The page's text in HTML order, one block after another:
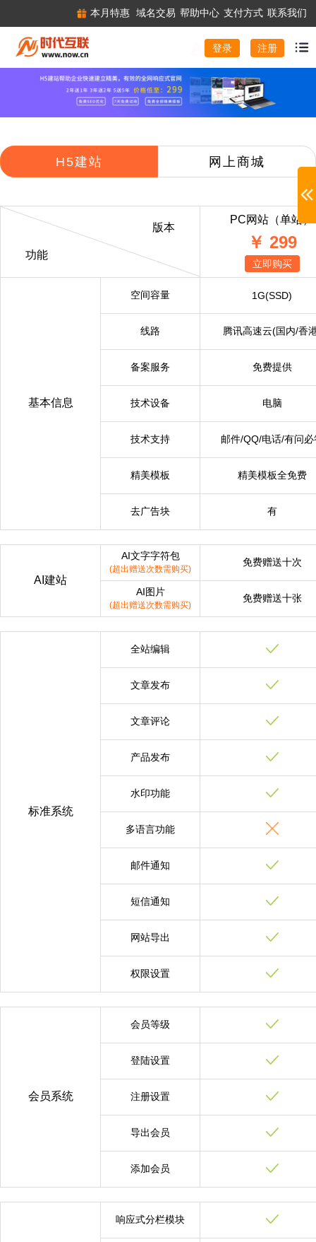
本月特惠 域名交易 帮助中心 支付方式 联系我们
登录 注册
H5建站 网上商城
功能
版本
PC网站（单站）
￥ 299
立即购买
基本信息
空间容量
线路
备案服务
技术设备
技术支持
精美模板
去广告块
1G(SSD)
腾讯高速云(国内/香
免费提供
电脑
邮件/QQ/电话/有问必
精美模板全免费
有
AI建站
AI文字字符包
(超出赠送次数需购买)
AI图片
(超出赠送次数需购买)
免费赠送十次
免费赠送十张
标准系统
全站编辑
文章发布
文章评论
产品发布
水印功能
多语言功能
邮件通知
短信通知
网站导出
权限设置
会员系统
会员等级
登陆设置
注册设置
导出会员
添加会员
响应式分栏模块